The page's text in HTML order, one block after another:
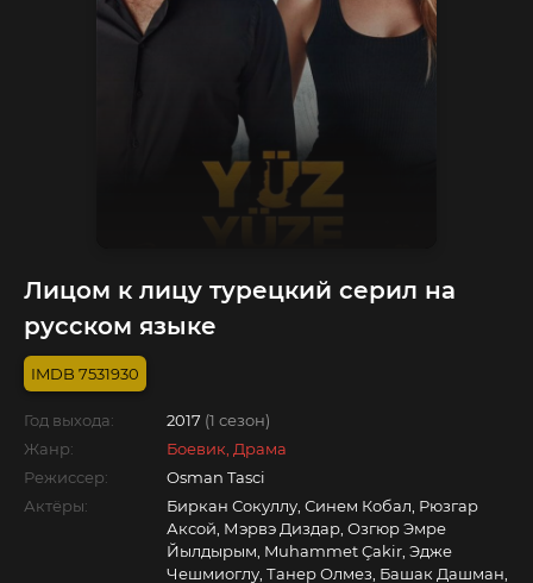
Лицом к лицу турецкий серил на
русском языке
7531930
Год выхода: 2017 (1 сезон)
Жанр:
Боевик, Драма
Режиссер:
Osman Tasci
Актёры:
Биркан Сокуллу, Синем Кобал, Рюзгар
Аксой, Мэрвэ Диздар, Озгюр Эмре
Йылдырым, Muhammet Çakir, Эдже
Чешмиоглу, Танер Олмез, Башак Дашман,